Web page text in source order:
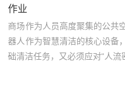
作业
商场作为人员高度聚集的公共
器人作为智慧清洁的核心设备
础清洁任务，又必须应对“人流